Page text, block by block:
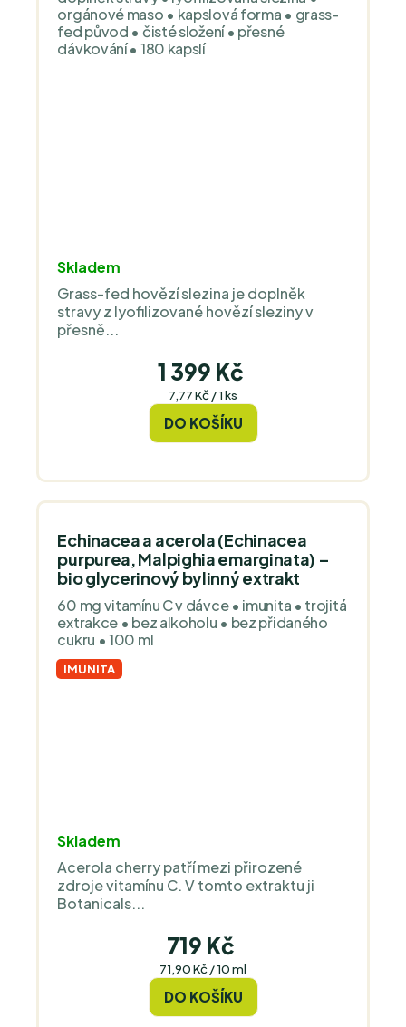
orgánové maso • kapslová forma • grass-
fed původ • čisté složení • přesné
dávkování • 180 kapslí
hodnocení
produktu
je
5,0
Skladem
Grass-fed hovězí slezina je doplněk
stravy z lyofilizované hovězí sleziny v
přesně...
1 399 Kč
Měrná
7,77 Kč / 1 ks
DO KOŠÍKU
Echinacea a acerola (Echinacea
purpurea, Malpighia emarginata) –
bio glycerinový bylinný extrakt
60 mg vitamínu C v dávce • imunita • trojitá
extrakce • bez alkoholu • bez přidaného
cukru • 100 ml
IMUNITA
Skladem
Acerola cherry patří mezi přirozené
zdroje vitamínu C. V tomto extraktu ji
Botanicals...
719 Kč
Měrná
71,90 Kč / 10 ml
DO KOŠÍKU